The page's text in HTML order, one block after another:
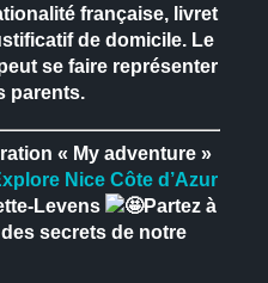
française, livret
de domicile.Le
se faire représenter
parents.
« My adventure »
Nice Côte d’Azur
Levens
Partez à
secrets de notre